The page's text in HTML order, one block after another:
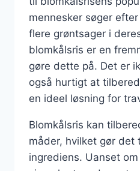
mennesker søger
flere grøntsager i
blomkålsris er en
gøre dette på. Det er
også hurtigt at
en ideel løsning for
Blomkålsris kan
måder, hvilket gør det
ingrediens. Uanset